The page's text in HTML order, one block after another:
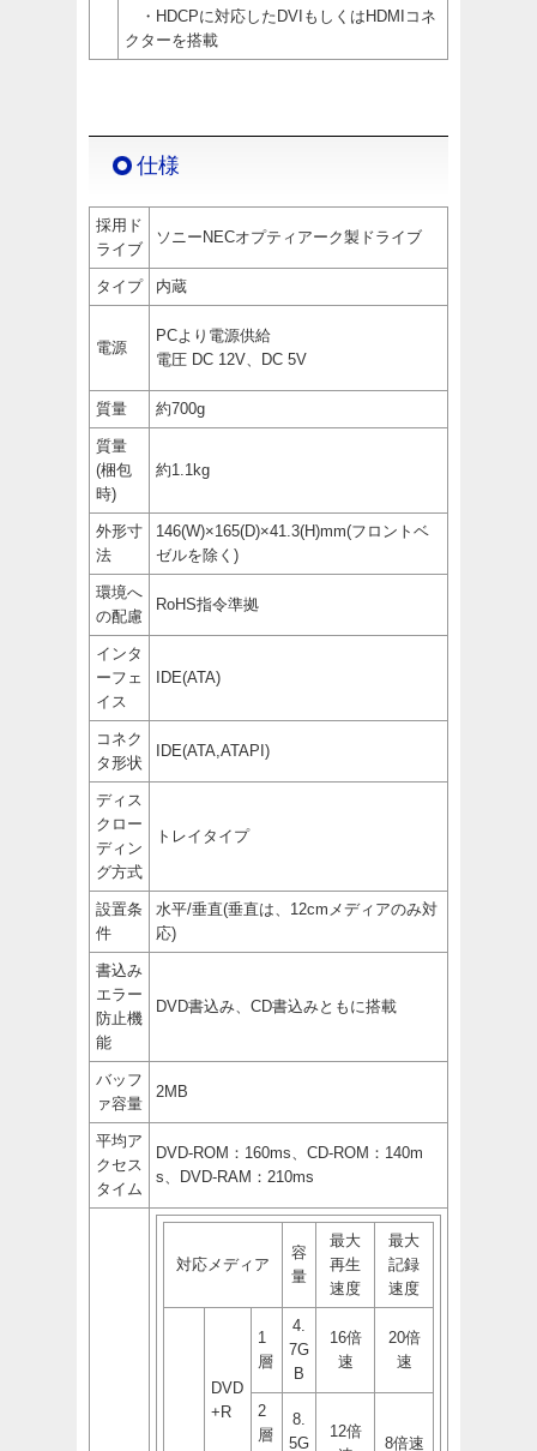
・HDCPに対応したDVIもしくはHDMIコネ
クターを搭載
仕様
採用ド
ライブ
ソニーNECオプティアーク製ドライブ
タイプ 内蔵
電源
PCより電源供給
電圧 DC 12V、DC 5V
質量 約700g
質量
(梱包
時)
約1.1kg
外形寸
法
146(W)×165(D)×41.3(H)mm(フロントベ
ゼルを除く)
環境へ
の配慮
RoHS指令準拠
インタ
ーフェ
イス
IDE(ATA)
コネク
タ形状
IDE(ATA,ATAPI)
ディス
クロー
ディン
グ方式
トレイタイプ
設置条
件
水平/垂直(垂直は、12cmメディアのみ対
応)
書込み
エラー
防止機
能
DVD書込み、CD書込みともに搭載
バッフ
ァ容量
2MB
平均ア
クセス
タイム
DVD-ROM：160ms、CD-ROM：140m
s、DVD-RAM：210ms
対応メディア
容
量
最大
再生
速度
最大
記録
速度
DVD
+R
1
層
4.
7G
B
16倍
速
20倍
速
2
層
8.
5G
12倍
8倍速